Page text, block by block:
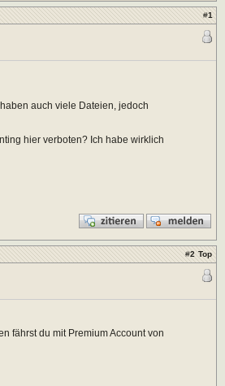
#1
auch viele Dateien, jedoch
hier verboten? Ich habe wirklich
#2 Top
fährst du mit Premium Account von